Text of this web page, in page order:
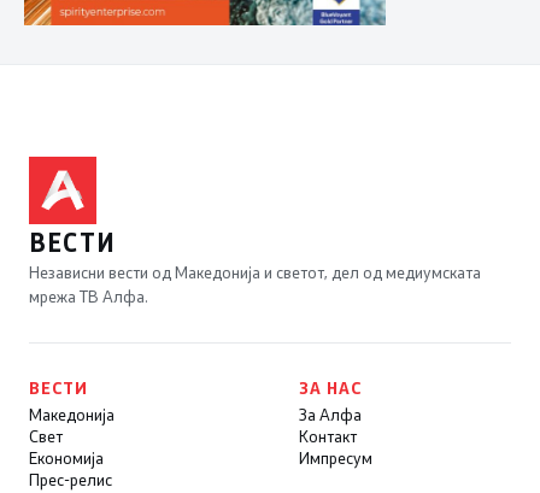
ВЕСТИ
Независни вести од Македонија и светот, дел од медиумската
мрежа ТВ Алфа.
ВЕСТИ
Македонија
Свет
Економија
Прес-релис
ЗА НАС
За Алфа
Контакт
Импресум